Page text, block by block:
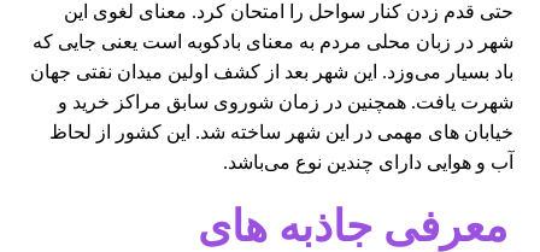
حتی قدم زدن کنار سواحل را امتحان کرد. معنای لغوی این
شهر در زبان محلی مردم به معنای بادکوبه است یعنی جایی که
باد بسیار می‌وزد. این شهر بعد از کشف اولین میدان نفتی جهان
شهرت یافت. همچنین در زمان شوروی سابق مراکز خرید و
خیابان های مهمی در این شهر ساخته شد. این کشور از لحاظ
آب و هوایی دارای چندین نوع می‌باشد.
معرفی جاذبه ‌های